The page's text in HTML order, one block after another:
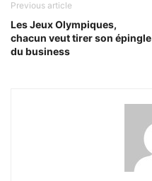
Previous article
Les Jeux Olympiques,
chacun veut tirer son épingle
du business